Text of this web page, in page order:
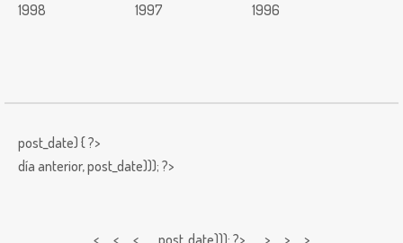
1998 1997 1996
post_date) { ?>
día anterior,post_date))); ?>